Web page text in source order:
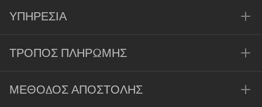
ΥΠΗΡΕΣΊΑ
ΤΡΌΠΟΣ ΠΛΗΡΩΜΉΣ
ΜΈΘΟΔΟΣ ΑΠΟΣΤΟΛΉΣ